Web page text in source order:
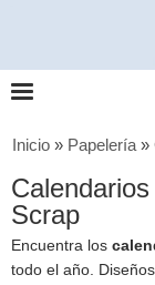
Inicio » Papelería»
Scrap
Encuentra los
todo el año.